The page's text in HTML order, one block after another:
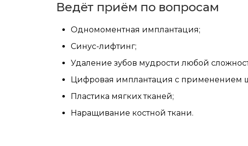
Ведёт приём по вопросам
Одномоментная имплантация;
Синус-лифтинг;
Удаление зубов мудрости любой
Цифровая имплантация с применением
Пластика мягких тканей;
Наращивание костной ткани.